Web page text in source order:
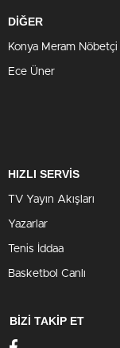
DİĞER
Konya Meram
Ece Üner
HIZLI SERVİS
TV Yayın Akışları
Yazarlar
Tenis İddaa
Basketbol Canlı
BİZİ TAKİP ET